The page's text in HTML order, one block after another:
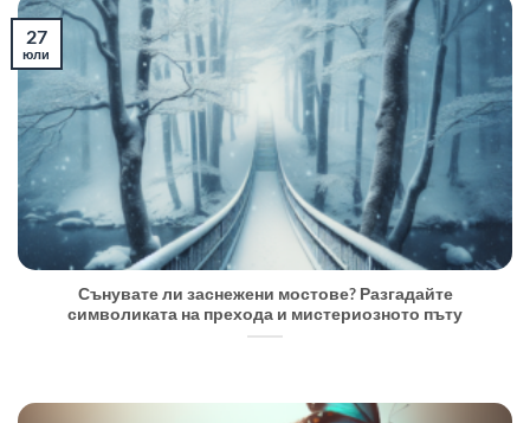
Сънувате ли заснежени мостове? Разгадайте
символиката на прехода и мистериозното пъту
27
юли